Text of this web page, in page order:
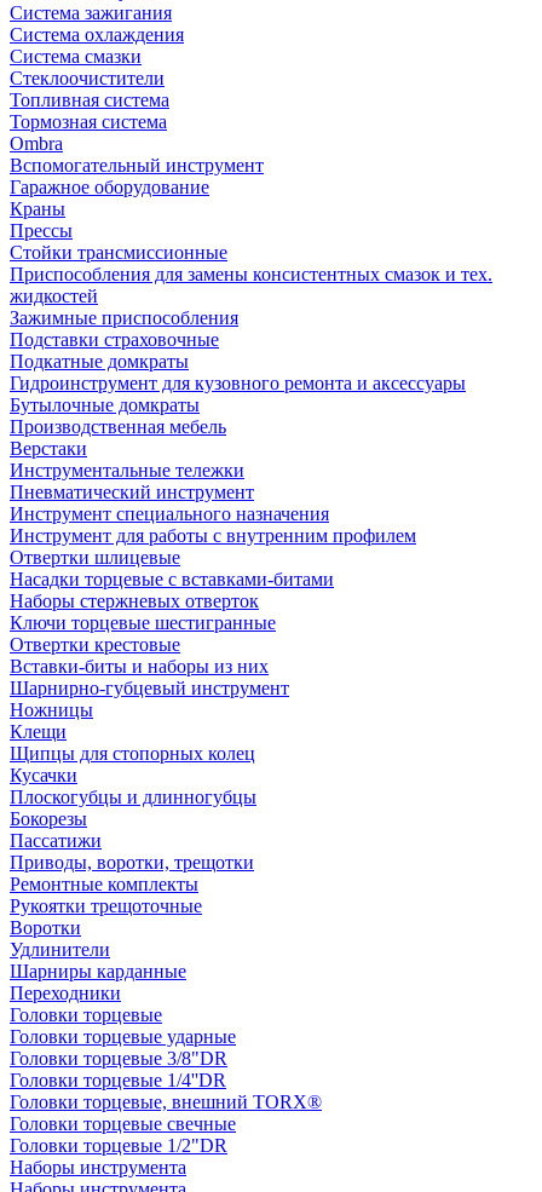
Система зажигания
Система охлаждения
Система смазки
Стеклоочистители
Топливная система
Тормозная система
Ombra
Вспомогательный инструмент
Гаражное оборудование
Краны
Прессы
Стойки трансмиссионные
Приспособления для замены консистентных смазок и тех.
жидкостей
Зажимные приспособления
Подставки страховочные
Подкатные домкраты
Гидроинструмент для кузовного ремонта и аксессуары
Бутылочные домкраты
Производственная мебель
Верстаки
Инструментальные тележки
Пневматический инструмент
Инструмент специального назначения
Инструмент для работы с внутренним профилем
Отвертки шлицевые
Насадки торцевые с вставками-битами
Наборы стержневых отверток
Ключи торцевые шестигранные
Отвертки крестовые
Вставки-биты и наборы из них
Шарнирно-губцевый инструмент
Ножницы
Клещи
Щипцы для стопорных колец
Кусачки
Плоскогубцы и длинногубцы
Бокорезы
Пассатижи
Приводы, воротки, трещотки
Ремонтные комплекты
Рукоятки трещоточные
Воротки
Удлинители
Шарниры карданные
Переходники
Головки торцевые
Головки торцевые ударные
Головки торцевые 3/8"DR
Головки торцевые 1/4''DR
Головки торцевые, внешний TORX®
Головки торцевые свечные
Головки торцевые 1/2"DR
Наборы инструмента